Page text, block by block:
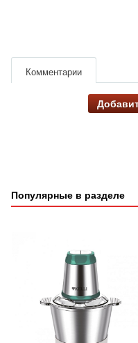
Комментарии
Популярные в разделе